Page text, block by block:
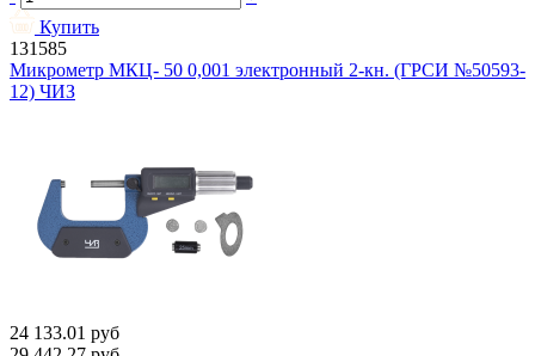
Купить
131585
Микрометр МКЦ- 50 0,001 электронный 2-кн. (ГРСИ №50593-
12) ЧИЗ
24 133.01 руб